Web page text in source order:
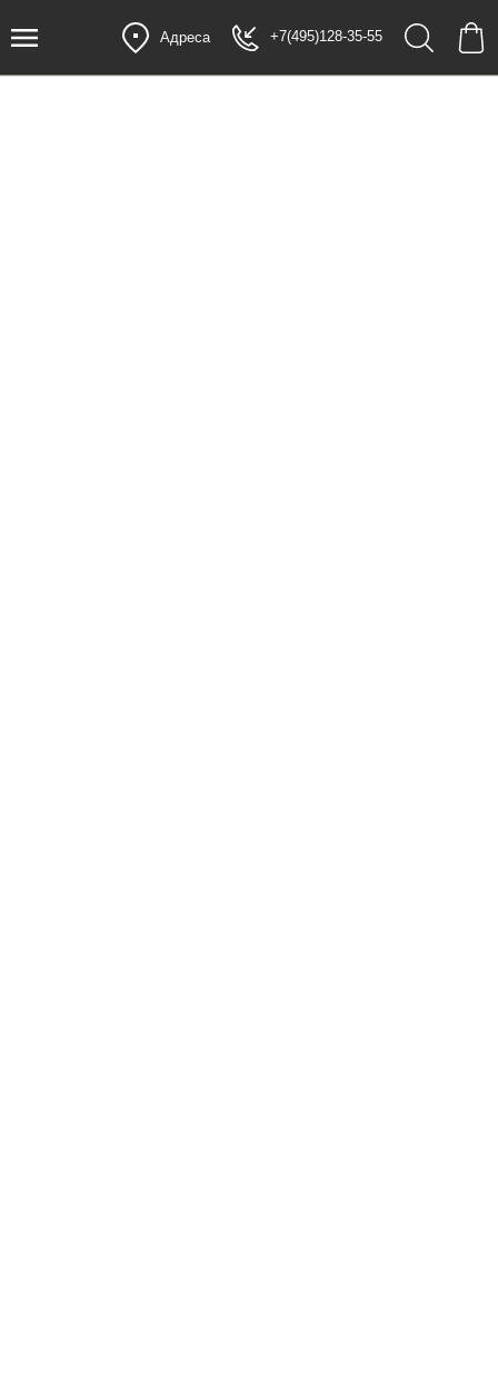
Адреса +7(495)128-35-55